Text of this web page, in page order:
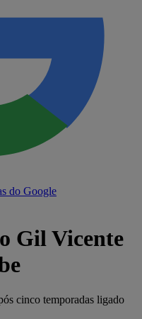
do Google
Gil Vicente
cinco temporadas ligado